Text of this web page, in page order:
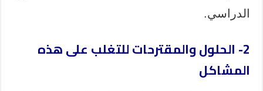
الدراسي.
2- الحلول والمقترحات للتغلب على هذه
المشاكل